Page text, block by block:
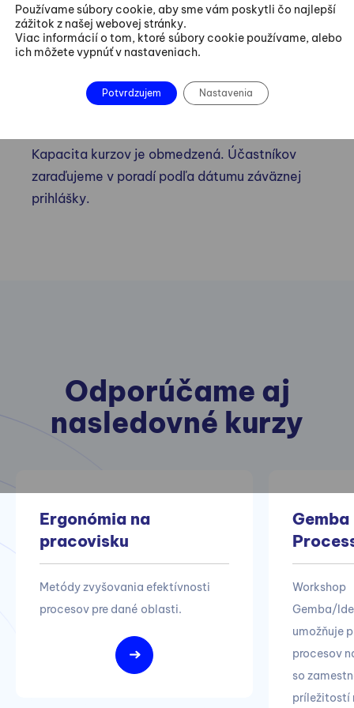
kurzu
Prihlásiť sa
Kapacita kurzov je obmedzená. Účastníkov
zaraďujeme v poradí podľa dátumu záväznej
prihlášky.
Odporúčame aj
nasledovné kurzy
Ergonómia na
pracovisku
Metódy zvyšovania efektívnosti
procesov pre dané oblasti.
Workshop
Gemba/
umožňuje
procesov
so
príležitostí
Používame súbory cookie, aby sme vám poskytli čo najlepší
zážitok z našej webovej stránky.
Viac informácií o tom, ktoré súbory cookie používame, alebo
ich môžete vypnúť v nastaveniach.
Potvrdzujem Nastavenia